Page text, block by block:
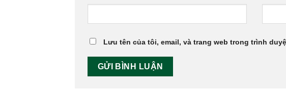
Lưu tên của tôi, email, và trang web trong trình